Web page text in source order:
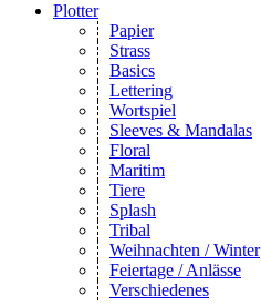
Plotter
Papier
Strass
Basics
Lettering
Wortspiel
Sleeves & Mandalas
Floral
Maritim
Tiere
Splash
Tribal
Weihnachten / Winter
Feiertage / Anlässe
Verschiedenes